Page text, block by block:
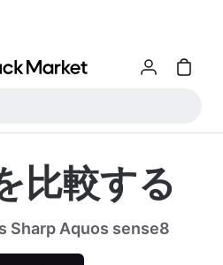
比較する
Sharp Aquos sense8